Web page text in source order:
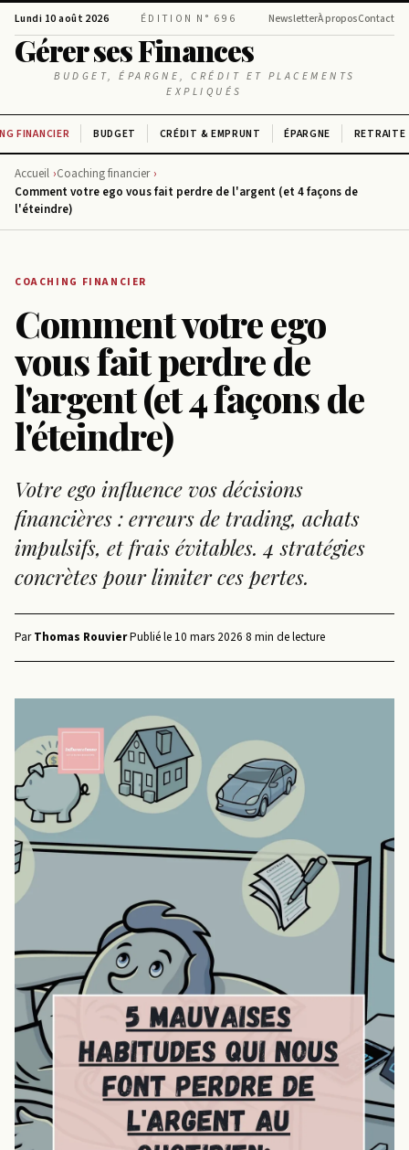
Lundi 10 août 2026 ÉDITION N° 696 NewsletterÀ proposContact
Gérer ses Finances
BUDGET, ÉPARGNE, CRÉDIT ET PLACEMENTS
EXPLIQUÉS
FINANCIER BUDGET CRÉDIT & EMPRUNT ÉPARGNE RETRAITE
Accueil Coaching financier
Comment votre ego vous fait perdre de l'argent (et 4 façons de
l'éteindre)
COACHING FINANCIER
Comment votre ego
vous fait perdre de
l'argent (et 4 façons de
l'éteindre)
Votre ego influence vos décisions
financières : erreurs de trading, achats
impulsifs, et frais évitables. 4 stratégies
concrètes pour limiter ces pertes.
ParThomas Rouvier·Publié le 10 mars 2026·8 min de lecture